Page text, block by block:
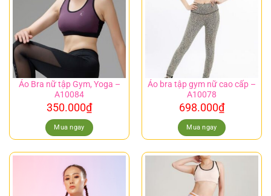
Áo Bra nữ tập Gym, Yoga –
A10084
350.000₫
Mua ngay
Áo bra tập gym nữ cao cấp –
A10078
698.000₫
Mua ngay